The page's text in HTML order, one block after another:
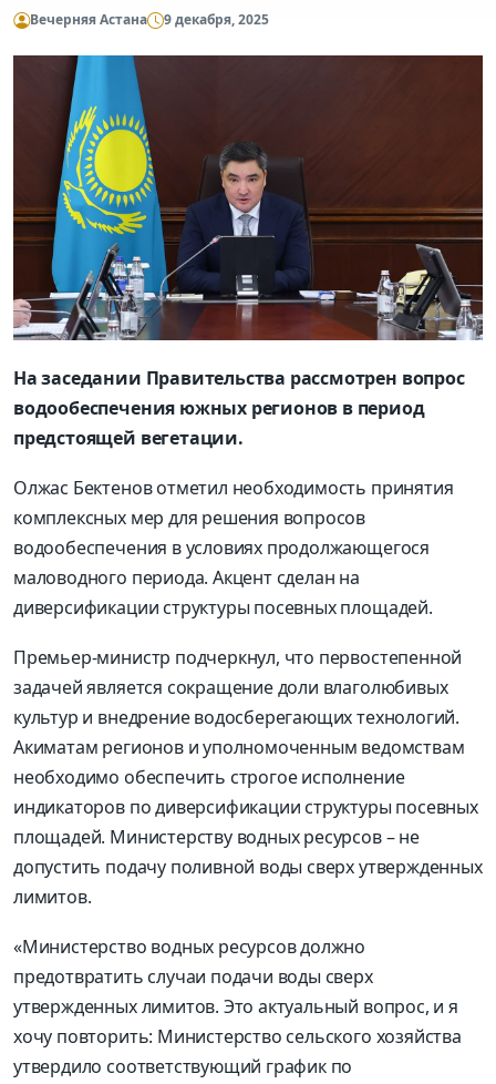
Вечерняя Астана 9 декабря, 2025
На заседании Правительства рассмотрен вопрос
водообеспечения южных регионов в период
предстоящей вегетации.
Олжас Бектенов отметил необходимость принятия
комплексных мер для решения вопросов
водообеспечения в условиях продолжающегося
маловодного периода. Акцент сделан на
диверсификации структуры посевных площадей.
Премьер-министр подчеркнул, что первостепенной
задачей является сокращение доли влаголюбивых
культур и внедрение водосберегающих технологий.
Акиматам регионов и уполномоченным ведомствам
необходимо обеспечить строгое исполнение
индикаторов по диверсификации структуры посевных
площадей. Министерству водных ресурсов – не
допустить подачу поливной воды сверх утвержденных
лимитов.
«Министерство водных ресурсов должно
предотвратить случаи подачи воды сверх
утвержденных лимитов. Это актуальный вопрос, и я
хочу повторить: Министерство сельского хозяйства
утвердило соответствующий график по